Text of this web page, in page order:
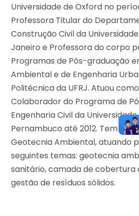
Universidade de Oxford no
Professora Titular do
Construção Civil da
Janeiro e Professora do corpo
Programas de Pós-graduação
Ambiental e de Engenharia
Politécnica da UFRJ. Atuou
Colaborador do Programa de
Engenharia Civil da
Pernambuco até 2012. Tem
Geotecnia Ambiental, atuando
seguintes temas: geotecnia
sanitário, camada de cobertura
gestão de resíduos sólidos.